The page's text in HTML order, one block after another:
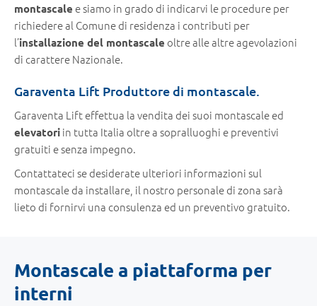
montascale e siamo in grado di indicarvi le procedure per
richiedere al Comune di residenza i contributi per
l’installazione del montascale oltre alle altre agevolazioni
di carattere Nazionale.
Garaventa Lift Produttore di montascale.
Garaventa Lift effettua la vendita dei suoi montascale ed
elevatori in tutta Italia oltre a sopralluoghi e preventivi
gratuiti e senza impegno.
Contattateci se desiderate ulteriori informazioni sul
montascale da installare, il nostro personale di zona sarà
lieto di fornirvi una consulenza ed un preventivo gratuito.
Montascale a piattaforma per
interni